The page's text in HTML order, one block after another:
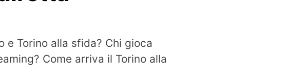
e Torino alla sfida? Chi gioca
Come arriva il Torino alla